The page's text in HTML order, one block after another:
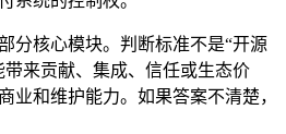
分核心模块。判断标准不是“开源
来贡献、集成、信任或生态价
业和维护能力。如果答案不清楚，